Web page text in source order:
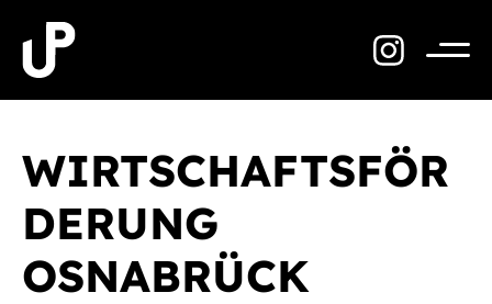
Inhalt
springen
WIRTSCHAFTSFÖR
DERUNG
OSNABRÜCK